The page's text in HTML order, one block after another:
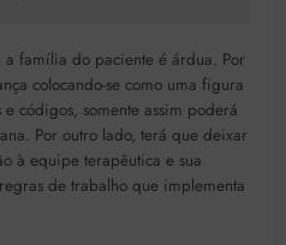
família do paciente é árdua. Por
colocando-se como uma figura
códigos, somente assim poderá
Por outro lado, terá que deixar
à equipe terapêutica e sua
de trabalho que implementa